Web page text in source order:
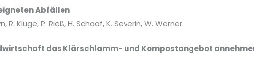
Abfällen
R. Kluge, P. Rieß, H. Schaaf, K. Severin, W. Werner
das Klärschlamm- und Kompostangebot